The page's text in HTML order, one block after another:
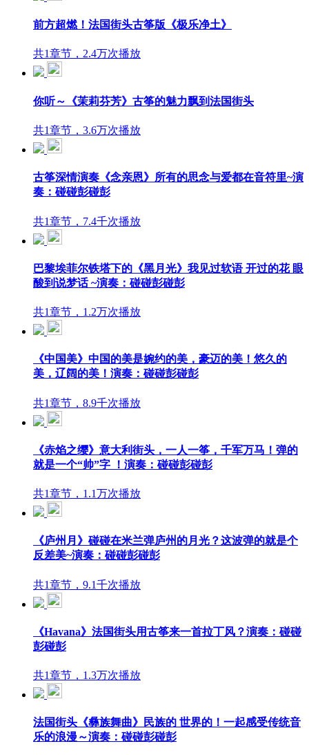
前方超燃！法国街头古筝版《极乐净土》
共1章节，2.4万次播放
你听～《茉莉芬芳》古筝的魅力飘到法国街头
共1章节，3.6万次播放
古筝深情演奏《念亲恩》所有的思念与爱都在音符里~演
奏：碰碰彭碰彭
共1章节，7.4千次播放
巴黎埃菲尔铁塔下的《黑月光》我见过软语 开过的花 眼
酸到说梦话 ~演奏：碰碰彭碰彭
共1章节，1.2万次播放
《中国美》中国的美是婉约的美，豪迈的美！悠久的
美，辽阔的美！演奏：碰碰彭碰彭
共1章节，8.9千次播放
《赤焰之缨》意大利街头，一人一筝，千军万马！弹的
就是一个“帅”字 ！演奏：碰碰彭碰彭
共1章节，1.1万次播放
《庐州月》碰碰在米兰弹庐州的月光？这波弹的就是个
反差美~演奏：碰碰彭碰彭
共1章节，9.1千次播放
《Havana》法国街头用古筝来一首拉丁风？演奏：碰碰
彭碰彭
共1章节，1.3万次播放
法国街头《彝族舞曲》民族的 世界的！一起感受传统音
乐的浪漫～演奏：碰碰彭碰彭